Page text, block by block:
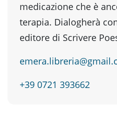
medicazione che è
terapia. Dialogherà
editore di Scrivere
+39 0721 393662